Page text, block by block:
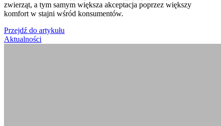
zwierząt, a tym samym większa akceptacja poprzez większy
komfort w stajni wśród konsumentów.
Przejdź do artykułu
Aktualności